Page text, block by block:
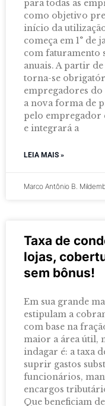
para todas as
como objetivo
início da
começa em 1° de
com faturamento
anuais. A partir de
torna-se
empregadores do
a nova forma de
pelo empregador
e integrará a
LEIA MAIS »
Marco Antônio B.
Taxa de
lojas,
sem bônus!
Em sua grande
estipulam a
com base na
maior a área útil,
indagar é: a taxa
suprir gastos
funcionários,
encargos
Que beneficiam